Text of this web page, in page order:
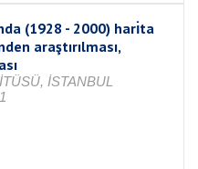
(1928 - 2000) harı̇ta
araştırılması,
İSTANBUL